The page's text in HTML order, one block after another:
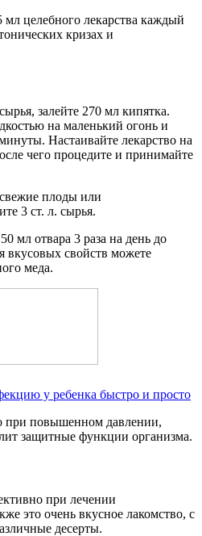
мл целебного лекарства каждый
кризах и
залейте 270 мл кипятка.
на маленький огонь и
Настаивайте лекарство на
чего процедите и принимайте
плоды или
3 ст. л. сырья.
мл отвара 3 раза на день до
свойств можете
меда.
у ребенка быстро и просто
при повышенном давлении,
защитные функции организма.
при лечении
это очень вкусное лакомство, с
десерты.